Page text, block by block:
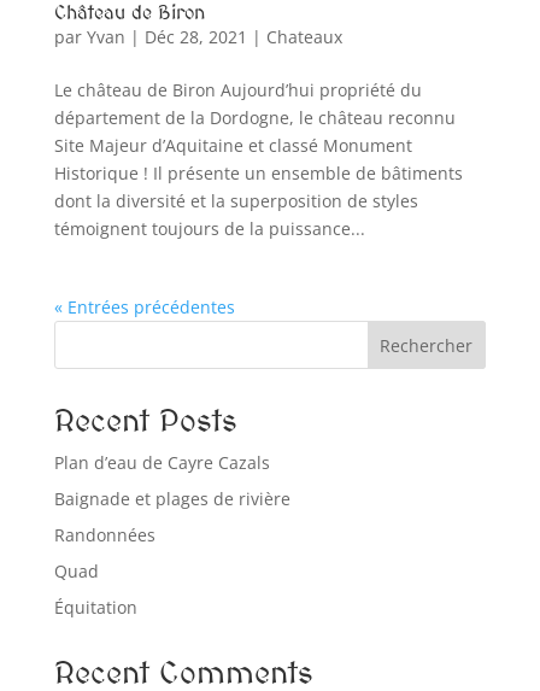
Château de Biron
par Yvan | Déc 28, 2021 | Chateaux
Le château de Biron Aujourd’hui propriété du
département de la Dordogne, le château reconnu
Site Majeur d’Aquitaine et classé Monument
Historique ! Il présente un ensemble de bâtiments
dont la diversité et la superposition de styles
témoignent toujours de la puissance...
« Entrées précédentes
Rechercher
Recent Posts
Plan d’eau de Cayre Cazals
Baignade et plages de rivière
Randonnées
Quad
Équitation
Recent Comments